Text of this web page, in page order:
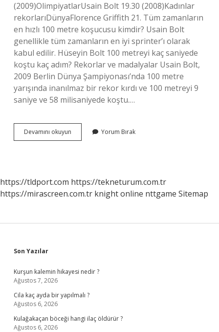
(2009)OlimpiyatlarUsain Bolt 19.30 (2008)Kadınlar
rekorlarıDünyaFlorence Griffith 21. Tüm zamanların
en hızlı 100 metre koşucusu kimdir? Usain Bolt
genellikle tüm zamanların en iyi sprinter’ı olarak
kabul edilir. Hüseyin Bolt 100 metreyi kaç saniyede
koştu kaç adım? Rekorlar ve madalyalar Usain Bolt,
2009 Berlin Dünya Şampiyonası’nda 100 metre
yarışında inanılmaz bir rekor kırdı ve 100 metreyi 9
saniye ve 58 milisaniyede koştu.…
Devamını okuyun
Metre
Yorum Bırak
https://tldport.com https://tekneturum.com.tr
https://mirascreen.com.tr knight online nttgame Sitemap
Sidebar
Son Yazılar
Kurşun kalemin hikayesi nedir ?
Ağustos 7, 2026
Cila kaç ayda bir yapılmalı ?
Ağustos 6, 2026
Kulağakaçan böceği hangi ilaç öldürür ?
Ağustos 6, 2026